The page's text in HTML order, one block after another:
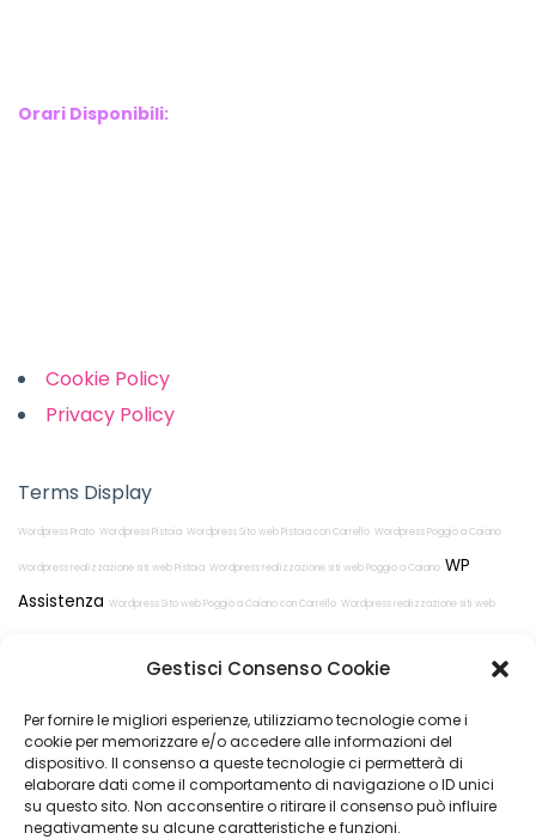
Gestisci Consenso Cookie
Per fornire le migliori esperienze, utilizziamo tecnologie come i
cookie per memorizzare e/o accedere alle informazioni del
dispositivo. Il consenso a queste tecnologie ci permetterà di
elaborare dati come il comportamento di navigazione o ID unici
su questo sito. Non acconsentire o ritirare il consenso può influire
negativamente su alcune caratteristiche e funzioni.
Orari Disponibili:
Cookie Policy
Privacy Policy
Terms Display
Wordpress Prato Wordpress Pistoia Wordpress Sito web Pistoia con Carrello Wordpress Poggio a Caiano
Wordpress realizzazione siti web Pistoia Wordpress realizzazione siti web Poggio a Caiano WP
Assistenza Wordpress Sito web Poggio a Caiano con Carrello Wordpress realizzazione siti web
Restiamo in